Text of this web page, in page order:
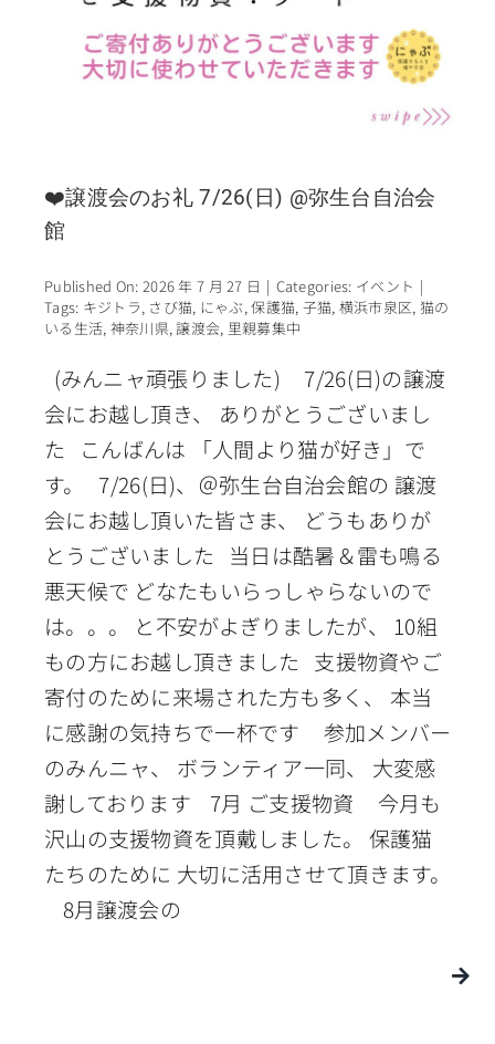
❤️譲渡会のお礼 7/26(日) @弥生台自治会
館
Published On: 2026 年 7 月 27 日 | Categories: イベント |
Tags: キジトラ, さび猫, にゃぶ,保護猫, 子猫, 横浜市泉区, 猫の
いる生活, 神奈川県,譲渡会, 里親募集中
(みんニャ頑張りました) 7/26(日)の譲渡
会にお越し頂き、 ありがとうございまし
た こんばんは 「人間より猫が好き」で
す。 7/26(日)、＠弥生台自治会館の 譲渡
会にお越し頂いた皆さま、 どうもありが
とうございました 当日は酷暑＆雷も鳴る
悪天候で どなたもいらっしゃらないので
は。。。 と不安がよぎりましたが、 10組
もの方にお越し頂きました 支援物資やご
寄付のために来場された方も多く、 本当
に感謝の気持ちで一杯です 参加メンバー
のみんニャ、 ボランティア一同、 大変感
謝しております 7月 ご支援物資 今月も
沢山の支援物資を頂戴しました。 保護猫
たちのために 大切に活用させて頂きます。
8月譲渡会の